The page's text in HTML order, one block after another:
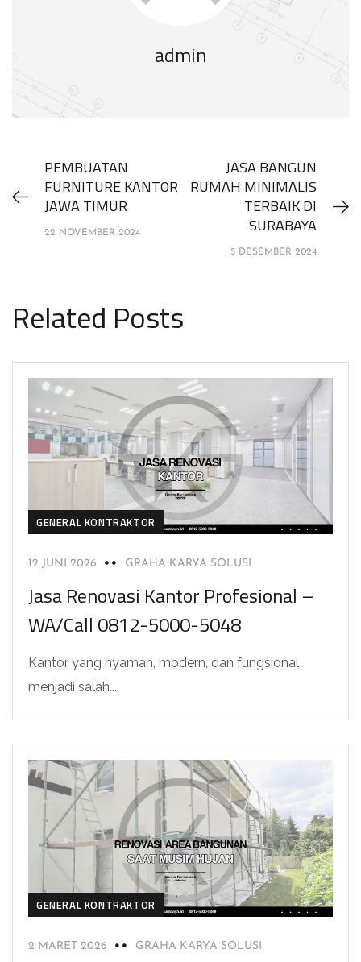
admin
PEMBUATAN
FURNITURE KANTOR
JAWA TIMUR
22 NOVEMBER 2024
JASA BANGUN
RUMAH MINIMALIS
TERBAIK DI
SURABAYA
5 DESEMBER 2024
Related Posts
GENERAL KONTRAKTOR
12 JUNI 2026 GRAHA KARYA SOLUSI
Jasa Renovasi Kantor Profesional –
WA/Call 0812-5000-5048
Kantor yang nyaman, modern, dan fungsional
menjadi salah...
GENERAL KONTRAKTOR
2 MARET 2026 GRAHA KARYA SOLUSI